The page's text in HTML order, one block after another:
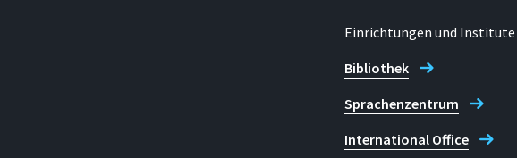
Einrichtungen und Institute
Bibliothek
Sprachenzentrum
International Office